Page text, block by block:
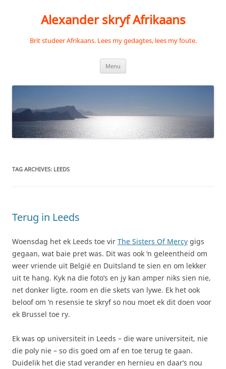
Alexander skryf Afrikaans
Brit studeer Afrikaans. Lees my gedagtes, lees my foute.
Menu
TAG ARCHIVES: LEEDS
Terug in Leeds
Woensdag het ek Leeds toe vir The Sisters Of Mercy gigs
gegaan, wat baie pret was. Dit was ook ‘n geleentheid om
weer vriende uit België en Duitsland te sien en om lekker
uit te hang. Kyk na die foto’s en jy kan amper niks sien nie,
net donker ligte, room en die skets van lywe. Ek het ook
beloof om ‘n resensie te skryf so nou moet ek dit doen voor
ek Brussel toe ry.
Ek was op universiteit in Leeds – die ware universiteit, nie
die poly nie – so dis goed om af en toe terug te gaan.
Duidelik het die stad verander en hernieu en daar’s nou